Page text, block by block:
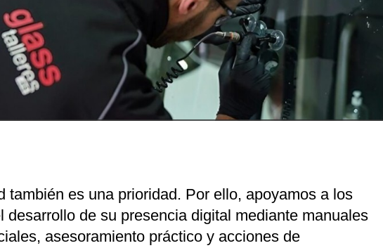
también es una prioridad. Por ello, apoyamos a los
desarrollo de su presencia digital mediante manuales
asesoramiento práctico y acciones de